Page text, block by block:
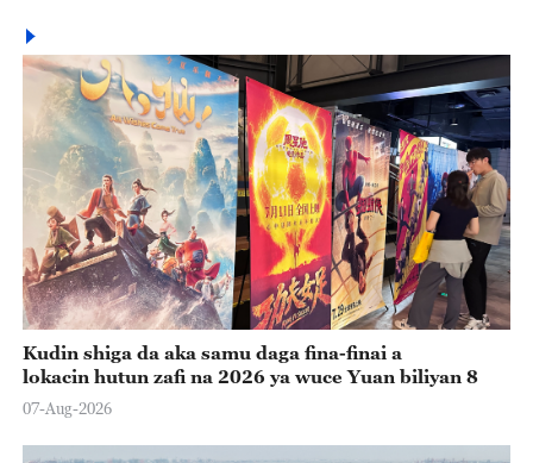
Kudin shiga da aka samu daga fina-finai a
lokacin hutun zafi na 2026 ya wuce Yuan biliyan 8
07-Aug-2026